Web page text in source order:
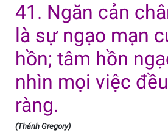
41. Ngăn cản
là sự ngạo mạn
hồn; tâm hồn
nhìn mọi việc
ràng.
(Thánh Gregory)